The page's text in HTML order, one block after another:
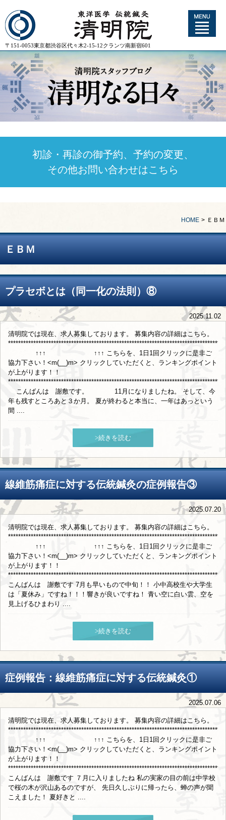
〒151-0053東京都渋谷区代々木2-15-12クランツ南新宿601
初診・再診の御予約、予約の変更、
その他お問い合わせはこちら
HOME > ＥＢＭ
ＥＢＭ
プラセボとは（同一化の法則）⑧
2025.11.02
清明院では現在、求人募集しております。 募集内容の詳細はこちら。
↑↑↑ ↑↑↑ こちらを、1日1回クリックに是非ご
協力下さい！<m(__)m> クリックしていただくと、ランキングポイント
が上がります！！
こんばんは 謝敷です。 11月になりましたね。 そして、今
年も残すところあと３か月。 夏が終わると本当に、一年はあっという
間 ....
>続きを読む
線維筋痛症に対する伝統鍼灸の症例報告③
2025.07.20
清明院では現在、求人募集しております。 募集内容の詳細はこちら。
↑↑↑ ↑↑↑ こちらを、1日1回クリックに是非ご
協力下さい！<m(__)m> クリックしていただくと、ランキングポイント
が上がります！！
こんばんは 謝敷です 7月も早いもので中旬！！ 小中高校生や大学生
は「夏休み」ですね！！！響きが良いですね！ 青い空に白い雲、空を
見上げるひまわり ....
>続きを読む
症例報告：線維筋痛症に対する伝統鍼灸①
2025.07.06
清明院では現在、求人募集しております。 募集内容の詳細はこちら。
↑↑↑ ↑↑↑ こちらを、1日1回クリックに是非ご
協力下さい！<m(__)m> クリックしていただくと、ランキングポイント
が上がります！！
こんばんは 謝敷です ７月に入りましたね 私の実家の目の前は中学校
で桜の木が沢山あるのですが、 先日久しぶりに帰ったら、蝉の声が聞
こえました！ 夏好きと ....